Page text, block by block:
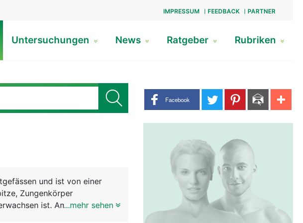
IMPRESSUM FEEDBACK PARTNER
Untersuchungen News Ratgeber Rubriken
Share buttons
Facebook
und ist von einer
Zungenkörper
ist. Am Zungengrund
...mehr sehen